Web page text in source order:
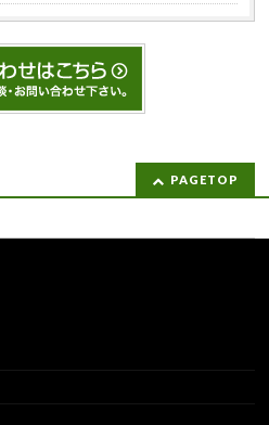
PAGETOP